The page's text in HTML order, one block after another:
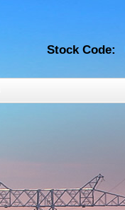
Stock Code: